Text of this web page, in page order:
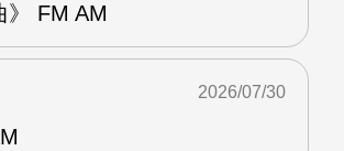
》 FM AM
2026/07/30